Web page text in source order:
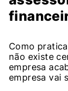
Como
não existe
empresa
empresa vai